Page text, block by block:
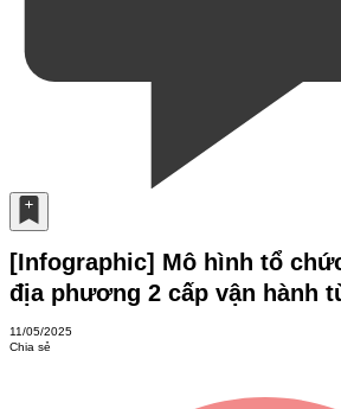
[Infographic] Mô hình tổ
địa phương 2 cấp vận hành
11/05/2025
Chia sẻ